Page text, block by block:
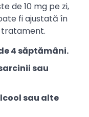
de 10 mg pe zi,
fi ajustată în
tratament.
4 săptămâni.
sau
sau alte